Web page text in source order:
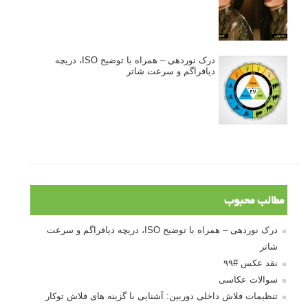
درک نوردهی – همراه با توضیح ISO، دریچه
دیافراگم و سرعت شاتر
مطالب محبوب
درک نوردهی – همراه با توضیح ISO، دریچه دیافراگم و سرعت
شاتر
نقد عکس #۹۹
سوالات عکاسی
تنظیمات فلاش داخلی دوربین: آشنایی با گزینه های فلاش توکار